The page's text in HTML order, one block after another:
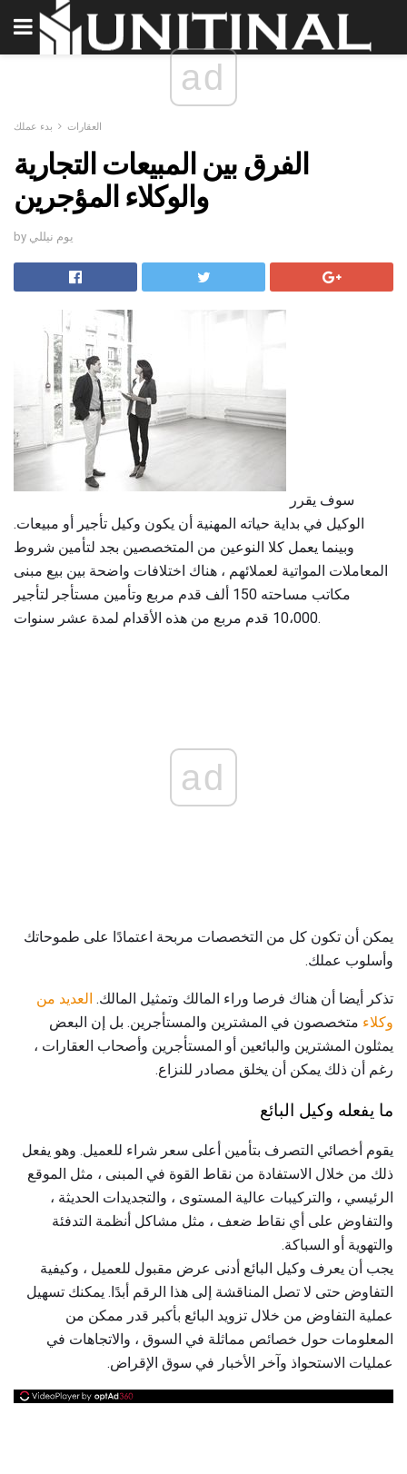
ad
العقارات بدء عملك
الفرق بين المبيعات التجارية
والوكلاء المؤجرين
by يوم نيللي
الوكيل في بداية حياته المهنية أن يكون وكيل تأجير أو مبيعات.
وبينما يعمل كلا النوعين من المتخصصين بجد لتأمين شروط
المعاملات المواتية لعملائهم ، هناك اختلافات واضحة بين بيع مبنى
مكاتب مساحته 150 ألف قدم مربع وتأمين مستأجر لتأجير
10،000 قدم مربع من هذه الأقدام لمدة عشر سنوات.
ad
يمكن أن تكون كل من التخصصات مربحة اعتمادًا على طموحاتك
وأسلوب عملك.
تذكر أيضا أن هناك فرصا وراء المالك وتمثيل المالك. العديد من
وكلاء متخصصون في المشترين والمستأجرين. بل إن البعض
يمثلون المشترين والبائعين أو المستأجرين وأصحاب العقارات ،
رغم أن ذلك يمكن أن يخلق مصادر للنزاع.
ما يفعله وكيل البائع
يقوم أخصائي التصرف بتأمين أعلى سعر شراء للعميل. وهو يفعل
ذلك من خلال الاستفادة من نقاط القوة في المبنى ، مثل الموقع
الرئيسي ، والتركيبات عالية المستوى ، والتجديدات الحديثة ،
والتفاوض على أي نقاط ضعف ، مثل مشاكل أنظمة التدفئة
والتهوية أو السباكة.
يجب أن يعرف وكيل البائع أدنى عرض مقبول للعميل ، وكيفية
التفاوض حتى لا تصل المناقشة إلى هذا الرقم أبدًا. يمكنك تسهيل
عملية التفاوض من خلال تزويد البائع بأكبر قدر ممكن من
المعلومات حول خصائص مماثلة في السوق ، والاتجاهات في
عمليات الاستحواذ وآخر الأخبار في سوق الإقراض.